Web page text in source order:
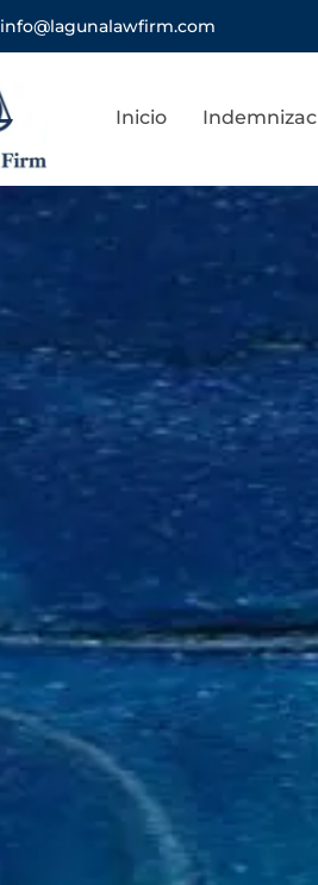
info@lagunalawfirm.com
Inicio